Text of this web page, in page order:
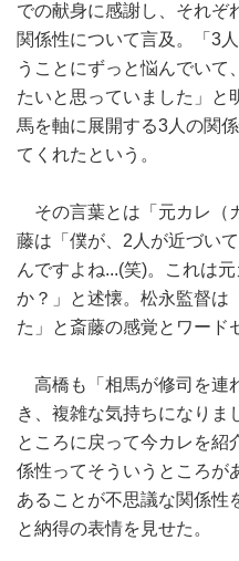
での献身に感謝し、それぞ
関係性について言及。「3
うことにずっと悩んでいて
たいと思っていました」と
馬を軸に展開する3人の関
てくれたという。
その言葉とは「元カレ（
藤は「僕が、2人が近づい
んですよね...(笑)。これは
か？」と述懐。松永監督は
た」と斎藤の感覚とワード
高橋も「相馬が修司を連
き、複雑な気持ちになりま
ところに戻って今カレを紹
係性ってそういうところが
あることが不思議な関係性
と納得の表情を見せた。